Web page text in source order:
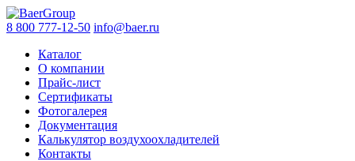
8 800 777-12-50 info@baer.ru
Каталог
О компании
Прайс-лист
Сертификаты
Фотогалерея
Документация
Калькулятор воздухоохладителей
Контакты